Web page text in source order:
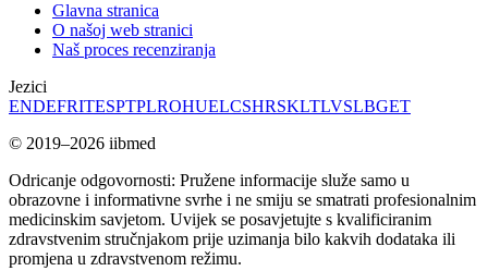
Glavna stranica
O našoj web stranici
Naš proces recenziranja
Jezici
ENDEFRITESPTPLROHUELCSHRSKLTLVSLBGET
© 2019–2026 iibmed
Odricanje odgovornosti: Pružene informacije služe samo u
obrazovne i informativne svrhe i ne smiju se smatrati profesionalnim
medicinskim savjetom. Uvijek se posavjetujte s kvalificiranim
zdravstvenim stručnjakom prije uzimanja bilo kakvih dodataka ili
promjena u zdravstvenom režimu.